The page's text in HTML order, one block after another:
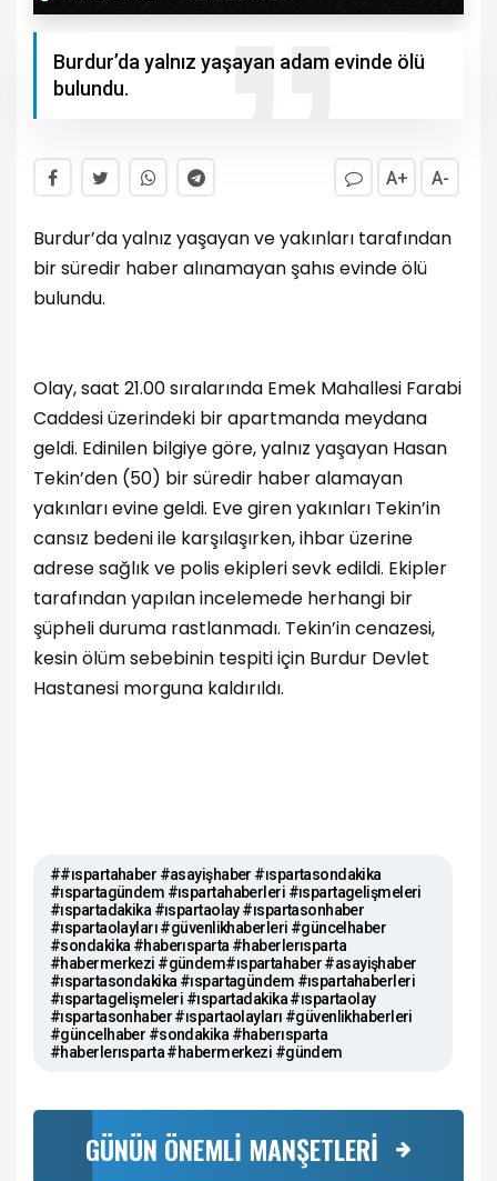
Burdur’da yalnız yaşayan adam evinde ölü
bulundu.
A+ A-
Burdur’da yalnız yaşayan ve yakınları tarafından
bir süredir haber alınamayan şahıs evinde ölü
bulundu.
Olay, saat 21.00 sıralarında Emek Mahallesi Farabi
Caddesi üzerindeki bir apartmanda meydana
geldi. Edinilen bilgiye göre, yalnız yaşayan Hasan
Tekin’den (50) bir süredir haber alamayan
yakınları evine geldi. Eve giren yakınları Tekin’in
cansız bedeni ile karşılaşırken, ihbar üzerine
adrese sağlık ve polis ekipleri sevk edildi. Ekipler
tarafından yapılan incelemede herhangi bir
şüpheli duruma rastlanmadı. Tekin’in cenazesi,
kesin ölüm sebebinin tespiti için Burdur Devlet
Hastanesi morguna kaldırıldı.
##ıspartahaber #asayişhaber #ıspartasondakika
#ıspartagündem #ıspartahaberleri #ıspartagelişmeleri
#ıspartadakika #ıspartaolay #ıspartasonhaber
#ıspartaolayları #güvenlikhaberleri #güncelhaber
#sondakika #haberısparta #haberlerısparta
#habermerkezi #gündem#ıspartahaber #asayişhaber
#ıspartasondakika #ıspartagündem #ıspartahaberleri
#ıspartagelişmeleri #ıspartadakika #ıspartaolay
#ıspartasonhaber #ıspartaolayları #güvenlikhaberleri
#güncelhaber #sondakika #haberısparta
#haberlerısparta #habermerkezi #gündem
GÜNÜN ÖNEMLİ MANŞETLERİ